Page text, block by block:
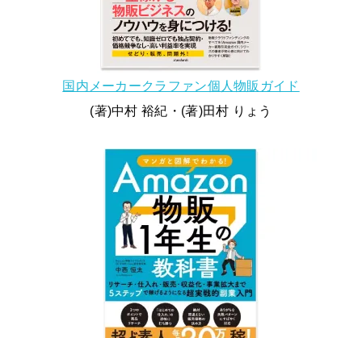
国内メーカークラファン個人物販ガイド
(著)中村 裕紀・(著)田村 りょう